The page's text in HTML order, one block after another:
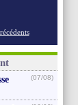
(07/08)